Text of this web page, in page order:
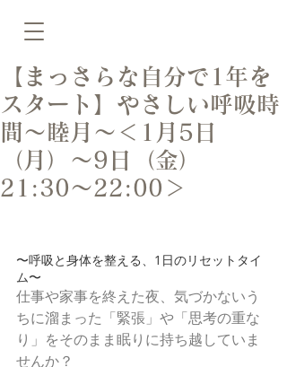
【まっさらな自分で1年を
スタート】やさしい呼吸時
間〜睦月〜＜1月5日
（月）〜9日（金）
21:30〜22:00＞
〜呼吸と身体を整える、1日のリセットタイ
ム〜
仕事や家事を終えた夜、気づかないう
ちに溜まった「緊張」や「思考の重な
り」をそのまま眠りに持ち越していま
せんか？